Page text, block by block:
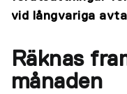
vid långvariga
Räknas
månaden